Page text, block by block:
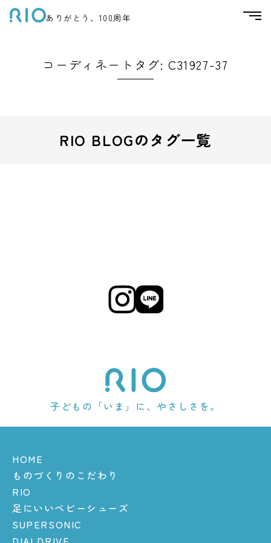
ありがとう、100周年
コーディネートタグ:C31927-37
RIO BLOGのタグ一覧
子どもの「いま」に、やさしさを。
HOME
ものづくりのこだわり
RIO
足にいいベビーシューズ
SUPERSONIC